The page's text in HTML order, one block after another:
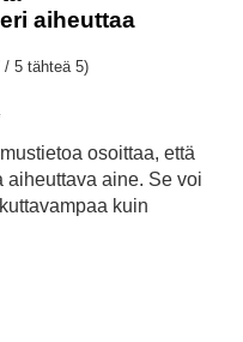
aiheuttaa
/ 5 tähteä 5)
osoittaa, että
aine. Se voi
kuin